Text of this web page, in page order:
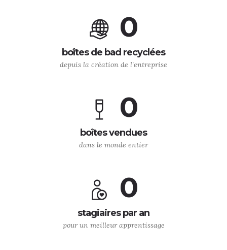
0
boîtes de bad recyclées
depuis la création de l'entreprise
0
boîtes vendues
dans le monde entier
0
stagiaires par an
pour un meilleur apprentissage